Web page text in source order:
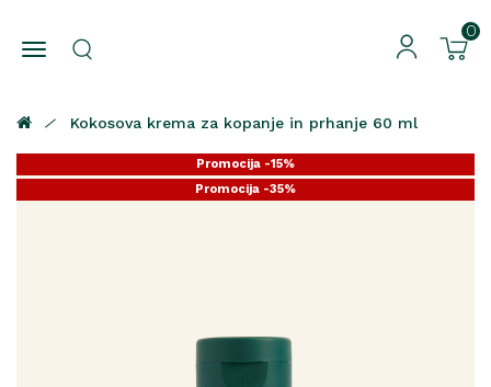
0
Kokosova krema za kopanje in prhanje 60 ml
Promocija -15%
Promocija -25%
Promocija -35%